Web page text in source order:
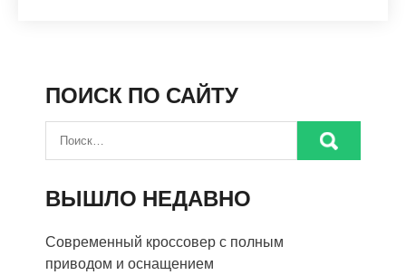
ПОИСК ПО САЙТУ
ВЫШЛО НЕДАВНО
Современный кроссовер с полным
приводом и оснащением